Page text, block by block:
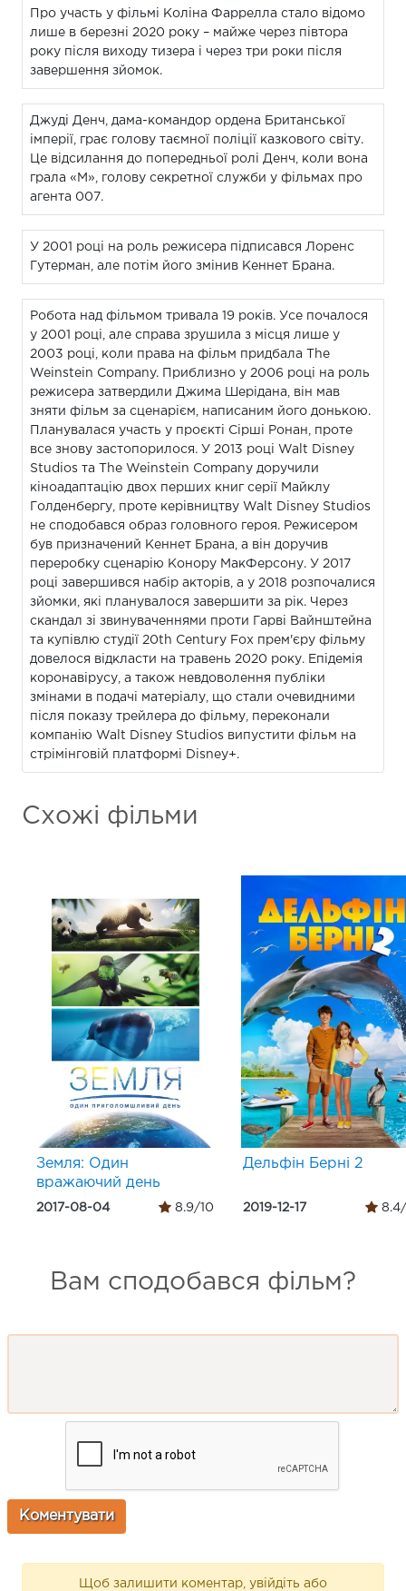
Про участь у фільмі Коліна Фаррелла стало відомо
лише в березні 2020 року – майже через півтора
року після виходу тизера і через три роки після
завершення зйомок.
Джуді Денч, дама-командор ордена Британської
імперії, грає голову таємної поліції казкового світу.
Це відсилання до попередньої ролі Денч, коли вона
грала «М», голову секретної служби у фільмах про
агента 007.
У 2001 році на роль режисера підписався Лоренс
Гутерман, але потім його змінив Кеннет Брана.
Робота над фільмом тривала 19 років. Усе почалося
у 2001 році, але справа зрушила з місця лише у
2003 році, коли права на фільм придбала The
Weinstein Company. Приблизно у 2006 році на роль
режисера затвердили Джима Шерідана, він мав
зняти фільм за сценарієм, написаним його донькою.
Планувалася участь у проєкті Сірші Ронан, проте
все знову застопорилося. У 2013 році Walt Disney
Studios та The Weinstein Company доручили
кіноадаптацію двох перших книг серії Майклу
Голденбергу, проте керівництву Walt Disney Studios
не сподобався образ головного героя. Режисером
був призначений Кеннет Брана, а він доручив
переробку сценарію Конору МакФерсону. У 2017
році завершився набір акторів, а у 2018 розпочалися
зйомки, які планувалося завершити за рік. Через
скандал зі звинуваченнями проти Гарві Вайнштейна
та купівлю студії 20th Century Fox прем'єру фільму
довелося відкласти на травень 2020 року. Епідемія
коронавірусу, а також невдоволення публіки
змінами в подачі матеріалу, що стали очевидними
після показу трейлера до фільму, переконали
компанію Walt Disney Studios випустити фільм на
стрімінговій платформі Disney+.
Схожі фільми
Земля: Один
вражаючий день
2017-08-04 8.9/10
Дельфін Берні 2
2019-12-17 8.4/
Вам сподобався фільм?
Щоб залишити коментар, увійдіть або